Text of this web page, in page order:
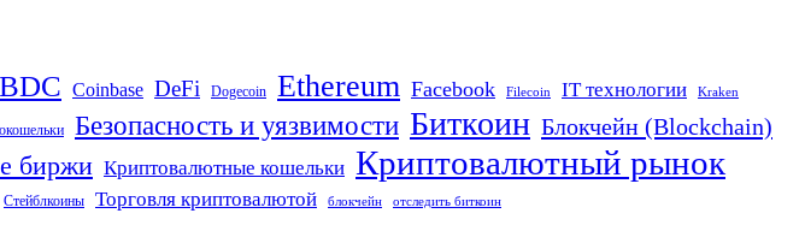
Coinbase DeFi Dogecoin Ethereum Facebook Filecoin IT технологии Kraken
Безопасность и уязвимости Биткоин Блокчейн (Blockchain)
биржи Криптовалютные кошельки Криптовалютный рынок
Стейблкоины Торговля криптовалютой блокчейн отследить биткоин